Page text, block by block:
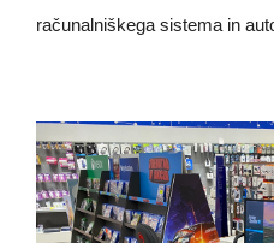
računalniškega sistema in